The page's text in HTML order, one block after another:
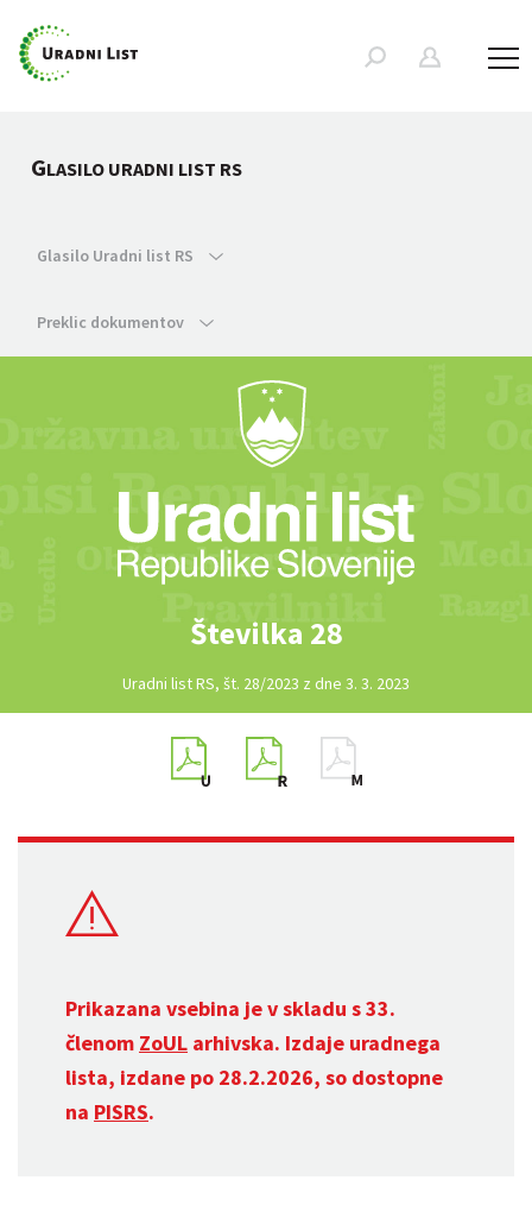
GLASILO URADNI LIST RS
Glasilo Uradni list RS
Preklic dokumentov
Številka 28
Uradni list RS, št. 28/2023 z dne 3. 3. 2023
Prikazana vsebina je v skladu s 33.
členom ZoUL arhivska. Izdaje uradnega
lista, izdane po 28.2.2026, so dostopne
na PISRS.